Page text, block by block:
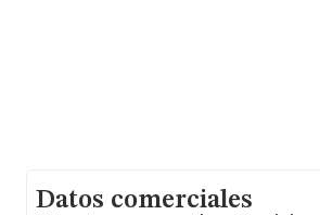
Datos comerciales